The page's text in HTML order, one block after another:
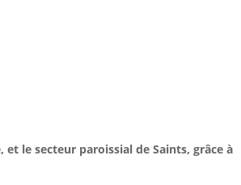
le secteur paroissial de Saints, grâce à